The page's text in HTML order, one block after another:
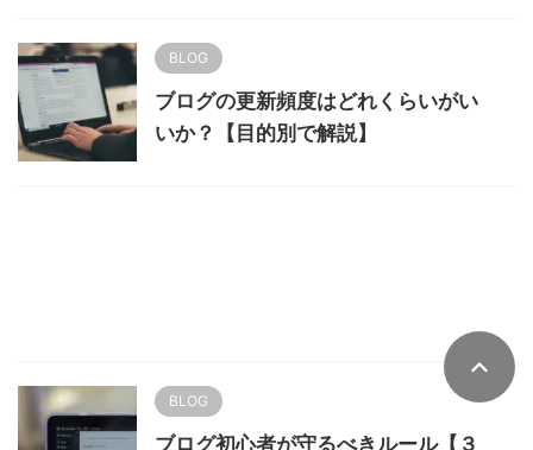
BLOG
ブログの更新頻度はどれくらいがい
いか？【目的別で解説】
BLOG
ブログ初心者が守るべきルール【３